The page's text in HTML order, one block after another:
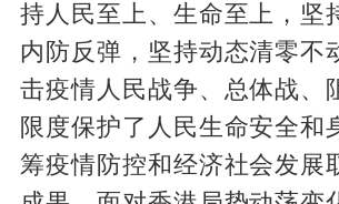
持人民至上、生命至上，坚
内防反弹，坚持动态清零不
击疫情人民战争、总体战、
限度保护了人民生命安全和
筹疫情防控和经济社会发展